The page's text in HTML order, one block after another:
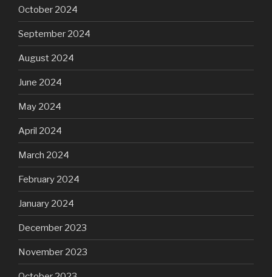
October 2024
September 2024
August 2024
June 2024
May 2024
April 2024
March 2024
February 2024
January 2024
December 2023
November 2023